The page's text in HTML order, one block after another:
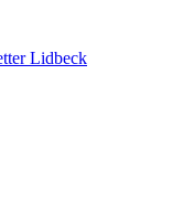
Lidbeck